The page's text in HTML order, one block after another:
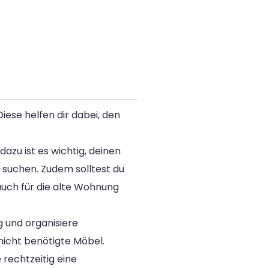
helfen dir dabei, den
ist es wichtig, deinen
Zudem solltest du
für die alte Wohnung
und organisiere
benötigte Möbel.
rechtzeitig eine